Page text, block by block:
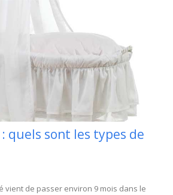
quels sont les types de
vient de passer environ 9 mois dans le